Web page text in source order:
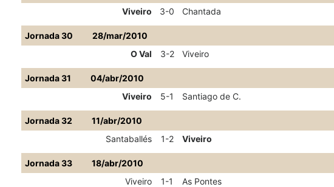
Viveiro
3-0 Chantada
Jornada 30
28/mar/2010
O Val
3-2 Viveiro
Jornada 31
04/abr/2010
Viveiro
5-1 Santiago de C.
Jornada 32
11/abr/2010
Santaballés
1-2 Viveiro
Jornada 33
18/abr/2010
Viveiro
1-1 As Pontes